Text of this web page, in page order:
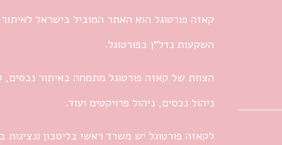
קאזה פורטוגל הוא האתר המוביל בישראל לאיתור
השקעות נדל”ן בפורטוגל.
הצוות של קאזה פורטוגל מתמחה באיתור נכסים,
ניהול נכסים, ניהול פרויקטים ועוד.
לקאזה פורטוגל יש משרד ראשי בליסבון ונציגות